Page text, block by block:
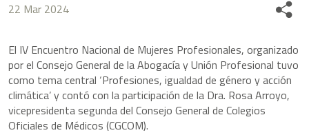
22 Mar 2024 Share
El IV Encuentro Nacional de Mujeres Profesionales, organizado
por el Consejo General de la Abogacía y Unión Profesional tuvo
como tema central ‘Profesiones, igualdad de género y acción
climática’ y contó con la participación de la Dra. Rosa Arroyo,
vicepresidenta segunda del Consejo General de Colegios
Oficiales de Médicos (CGCOM).